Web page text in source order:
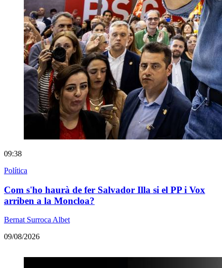
09:38
Política
Com s'ho haurà de fer Salvador Illa si el PP i Vox
arriben a la Moncloa?
Bernat Surroca Albet
09/08/2026